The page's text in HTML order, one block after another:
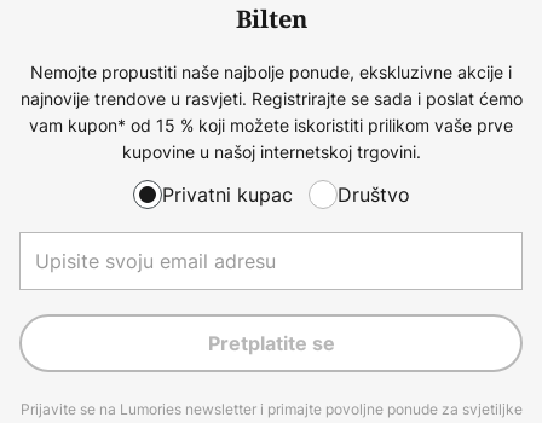
Bilten
Nemojte propustiti naše najbolje ponude, ekskluzivne akcije i
najnovije trendove u rasvjeti. Registrirajte se sada i poslat ćemo
vam kupon* od 15 % koji možete iskoristiti prilikom vaše prve
kupovine u našoj internetskoj trgovini.
Privatni kupac Društvo
Pretplatite se
Prijavite se na Lumories newsletter i primajte povoljne ponude za svjetiljke